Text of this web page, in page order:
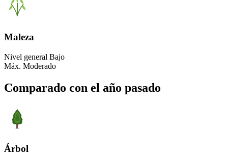
Maleza
Nivel general Bajo
Máx. Moderado
Comparado con el año pasado
Árbol